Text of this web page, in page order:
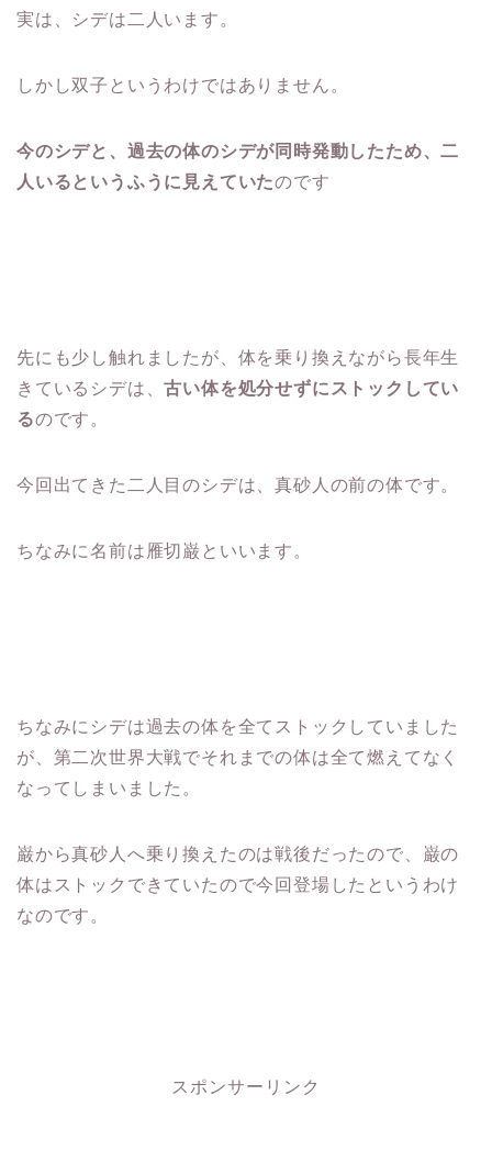
実は、シデは二人います。
しかし双子というわけではありません。
今のシデと、過去の体のシデが同時発動したため、二
人いるというふうに見えていたのです
先にも少し触れましたが、体を乗り換えながら長年生
きているシデは、古い体を処分せずにストックしてい
るのです。
今回出てきた二人目のシデは、真砂人の前の体です。
ちなみに名前は雁切巌といいます。
ちなみにシデは過去の体を全てストックしていました
が、第二次世界大戦でそれまでの体は全て燃えてなく
なってしまいました。
巌から真砂人へ乗り換えたのは戦後だったので、巌の
体はストックできていたので今回登場したというわけ
なのです。
スポンサーリンク